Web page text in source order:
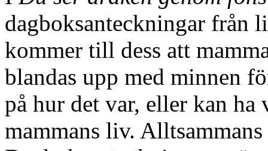
dagboksanteckningar från
kommer till dess att
blandas upp med minnen
på hur det var, eller kan
mammans liv.